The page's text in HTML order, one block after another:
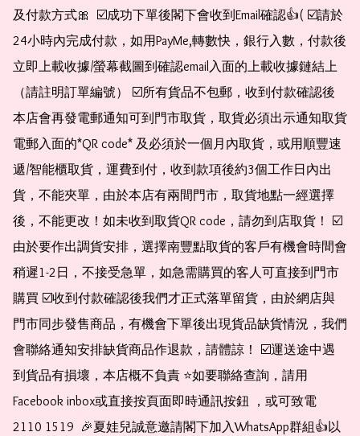
及付款方式🎀  ☑️成功下單後閣下會收到Email確認👍( ☑️請於
24小時內完成付款，如用PayMe,轉數快，銀行入數，付款後
立即上載收據/螢幕截圖到確認email入面的上載收據鏈結上
（請註明訂單編號） ☑️所有貨品不包郵，收到付款確認後
本店會再發電郵通知可到門市取貨，取貨必須出示通知取貨
電郵入面的*QR code* 及必須於一個月內取貨，或用順豐速
遞/智能櫃取貨，運費到付，收到款項後約3個工作日內出
貨，不能夾單，由於本店有兩間門市，取貨地點一經選擇
後，不能更改！如未收到取貨QR code，請勿到店取貨！ ☑️
由於要作出調貨安排，選擇南豐點取貨的客戶有機會時間會
稍遲1-2日，不接受急單，如急需購買的客人可直接到門市
購買 ☑️收到付款確認後我們才正式落單留貨，由於網店與
門市同步發售商品，有機會下單後出現貨品缺貨情況，我們
會聯絡通知安排缺貨商品作退款，請體諒！ ☑️運送途中遇
到貨品有損壞，本店概不負責 ⭐️如要聯絡查詢，請用
Facebook inbox或直接按頁面即時通訊按鈕 ，或可致電
2110 1519  🎉夏娃兒誠意邀請閣下加入WhatsApp群組👍以